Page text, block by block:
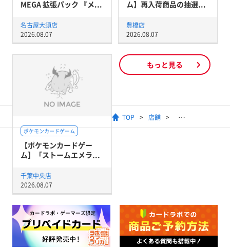
MEGA 拡張パック 『メ...
名古屋大須店
2026.08.07
ム】再入荷商品の抽選...
豊橋店
2026.08.07
ポケモンカードゲーム
【ポケモンカードゲー
ム】「ストームエメラ...
千葉中央店
2026.08.07
もっと見る
TOP 店舗